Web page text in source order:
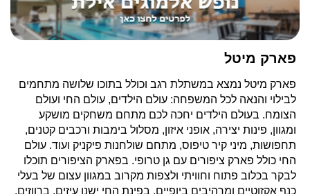
פארק מיטל
פארק מיטל נמצא במשתלת רגב וכולל בתוכו שלושה מתחמים
לבילוי והנאה לכל המשפחה: עולם הילדים, עולם החי ועולם
הצומח. בעולם הילדים יחכה לכם מתחם משחקים מושקע
ומגוון, פינות יצירה, אופני איזון, מסלול בימבות ורכבים קטנים,
תחפושות, מיני קיר טיפוס, מתחם שולחנות פיקניק ועוד. עולם
החי כולל פארק ציפורים עם גן טרופי. בפארק הציפורים תוכלו
לבקר בכלוב פתוח וחוויתי ולצפות מקרוב במגוון עצום של בעלי
כנף אקזוטיים ומרהיבים ביופיים. בפינת החי ישנן עיזים, ברווזים,